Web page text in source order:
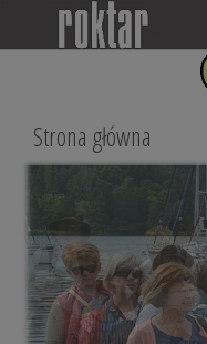
Strona główna